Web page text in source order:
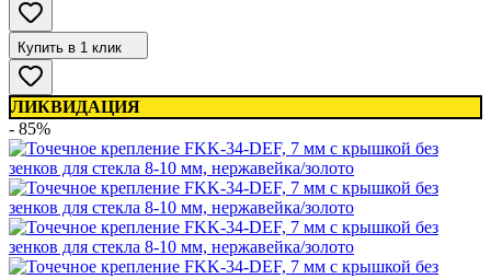
Купить в 1 клик
ЛИКВИДАЦИЯ
- 85%